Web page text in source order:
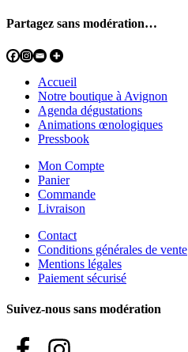
Partagez sans modération…
Accueil
Notre boutique à Avignon
Agenda dégustations
Animations œnologiques
Pressbook
Mon Compte
Panier
Commande
Livraison
Contact
Conditions générales de vente
Mentions légales
Paiement sécurisé
Suivez-nous sans modération